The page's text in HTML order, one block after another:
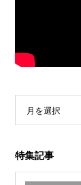
月を選択
特集記事